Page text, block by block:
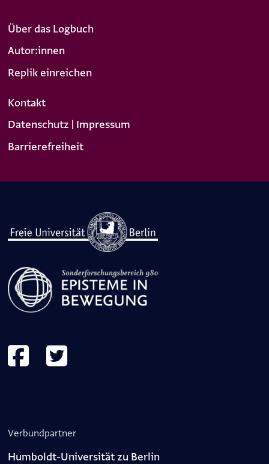
Über das Logbuch
Autor:innen
Replik einreichen
Kontakt
Datenschutz | Impressum
Barrierefreiheit
Verbundpartner
Humboldt-Universität zu Berlin